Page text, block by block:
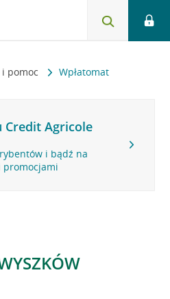
pomoc Wpłatomat
Credit Agricole
i bądź na
promocjami